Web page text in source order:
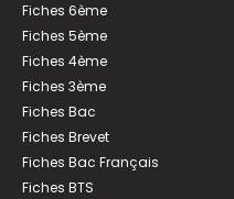
Fiches 6ème
Fiches 5ème
Fiches 4ème
Fiches 3ème
Fiches Bac
Fiches Brevet
Fiches Bac Français
Fiches BTS